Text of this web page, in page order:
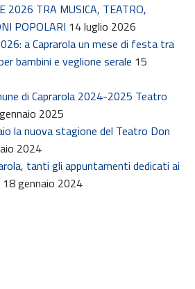
2026 TRA MUSICA, TEATRO,
POPOLARI 14 luglio 2026
a Caprarola un mese di festa tra
bambini e veglione serale 15
di Caprarola 2024-2025 Teatro
2025
la nuova stagione del Teatro Don
2024
tanti gli appuntamenti dedicati ai
18 gennaio 2024